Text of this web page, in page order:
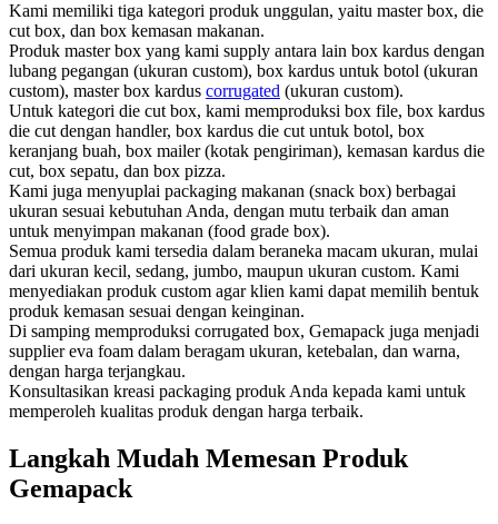
Kami memiliki tiga kategori produk unggulan, yaitu master box, die
cut box, dan box kemasan makanan.
Produk master box yang kami supply antara lain box kardus dengan
lubang pegangan (ukuran custom), box kardus untuk botol (ukuran
custom), master box kardus corrugated (ukuran custom).
Untuk kategori die cut box, kami memproduksi box file, box kardus
die cut dengan handler, box kardus die cut untuk botol, box
keranjang buah, box mailer (kotak pengiriman), kemasan kardus die
cut, box sepatu, dan box pizza.
Kami juga menyuplai packaging makanan (snack box) berbagai
ukuran sesuai kebutuhan Anda, dengan mutu terbaik dan aman
untuk menyimpan makanan (food grade box).
Semua produk kami tersedia dalam beraneka macam ukuran, mulai
dari ukuran kecil, sedang, jumbo, maupun ukuran custom. Kami
menyediakan produk custom agar klien kami dapat memilih bentuk
produk kemasan sesuai dengan keinginan.
Di samping memproduksi corrugated box, Gemapack juga menjadi
supplier eva foam dalam beragam ukuran, ketebalan, dan warna,
dengan harga terjangkau.
Konsultasikan kreasi packaging produk Anda kepada kami untuk
memperoleh kualitas produk dengan harga terbaik.
Langkah Mudah Memesan Produk
Gemapack